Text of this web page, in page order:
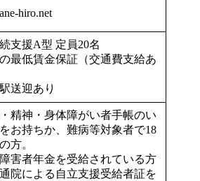
hiro.net
支援A型 定員20名
最低賃金保証（交通費支給あ
送迎あり
・精神・身体障がい者手帳のい
お持ちか、難病等対象者で18
方。
障害者年金を受給されている方
通院による自立支援受給者証を